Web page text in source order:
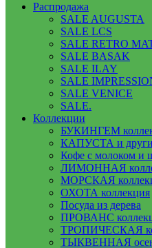
Распродажа
SALE AUGUSTA
SALE LCS
SALE RETRO
SALE BASAK
SALE ILAY
SALE
SALE VENICE
SALE.
Коллекции
БУКИНГЕМ
КАПУСТА и
Кофе с молоком и
ЛИМОННАЯ
МОРСКАЯ
ОХОТА коллекция
Посуда из дерева
ПРОВАНС
ТРОПИЧЕСКАЯ
ТЫКВЕННАЯ